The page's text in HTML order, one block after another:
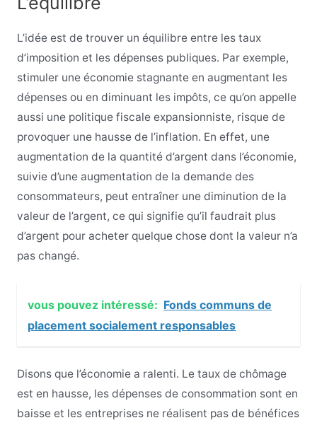
L’idée est de trouver un équilibre entre les taux
d’imposition et les dépenses publiques. Par exemple,
stimuler une économie stagnante en augmentant les
dépenses ou en diminuant les impôts, ce qu’on appelle
aussi une politique fiscale expansionniste, risque de
provoquer une hausse de l’inflation. En effet, une
augmentation de la quantité d’argent dans l’économie,
suivie d’une augmentation de la demande des
consommateurs, peut entraîner une diminution de la
valeur de l’argent, ce qui signifie qu’il faudrait plus
d’argent pour acheter quelque chose dont la valeur n’a
pas changé.
vous pouvez intéressé: Fonds communs de
placement socialement responsables
Disons que l’économie a ralenti. Le taux de chômage
est en hausse, les dépenses de consommation sont en
baisse et les entreprises ne réalisent pas de bénéfices